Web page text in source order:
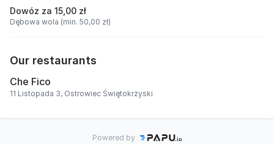
Dowóz za 15,00 zł
Dębowa wola (min. 50,00 zł)
Our restaurants
Che Fico
11 Listopada 3, Ostrowiec Świętokrzyski
Powered by